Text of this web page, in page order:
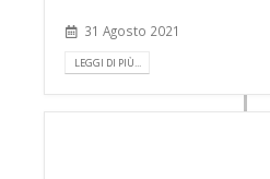
31 Agosto 2021
LEGGI DI PIÙ...